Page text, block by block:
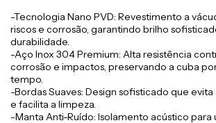
-Tecnologia Nano PVD: Revestimento a
riscos e corrosão, garantindo brilho
durabilidade.
-Aço Inox 304 Premium: Alta resistência
corrosão e impactos, preservando a cuba
tempo.
-Bordas Suaves: Design sofisticado que
e facilita a limpeza.
-Manta Anti-Ruído: Isolamento acústico para